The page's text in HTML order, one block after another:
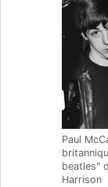
Paul
beatles"
Harrison